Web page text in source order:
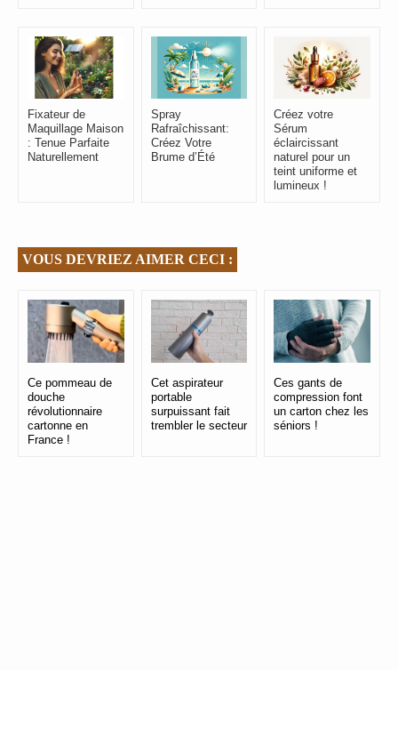
Fixateur de
Maquillage Maison
: Tenue Parfaite
Naturellement
Spray
Rafraîchissant:
Créez Votre
Brume d’Été
Créez votre
Sérum
éclaircissant
naturel pour un
teint uniforme et
lumineux !
VOUS DEVRIEZ AIMER CECI :
Ce pommeau de
douche
révolutionnaire
cartonne en
France !
Cet aspirateur
portable
surpuissant fait
trembler le secteur
Ces gants de
compression font
un carton chez les
séniors !